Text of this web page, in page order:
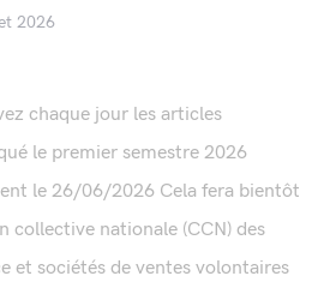
2026
chaque jour les articles
le premier semestre 2026
le 26/06/2026 Cela fera bientôt
collective nationale (CCN) des
et sociétés de ventes volontaires